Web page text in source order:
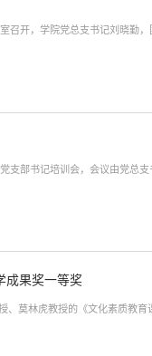
召开，学院党总支书记刘晓勤
支部书记培训会，会议由党总
成果奖一等奖
莫林虎教授的《文化素质教